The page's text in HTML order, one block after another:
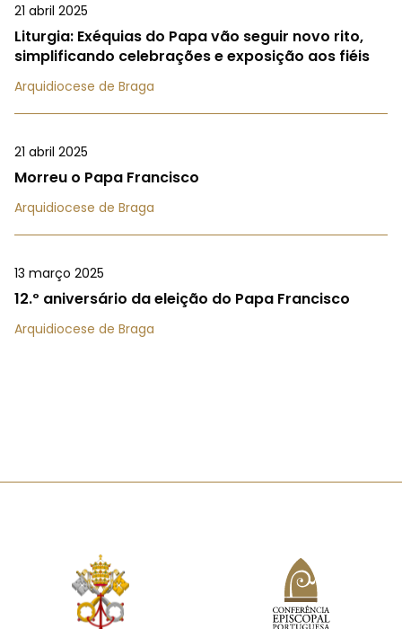
21 abril 2025
Liturgia: Exéquias do Papa vão seguir novo rito,
simplificando celebrações e exposição aos fiéis
Arquidiocese de Braga
21 abril 2025
Morreu o Papa Francisco
Arquidiocese de Braga
13 março 2025
12.º aniversário da eleição do Papa Francisco
Arquidiocese de Braga